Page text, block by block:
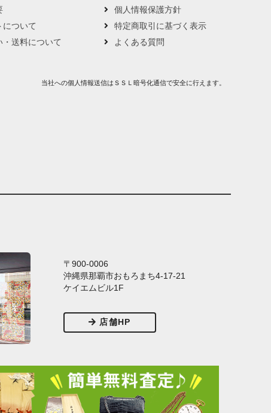
について
・送料について
個人情報保護方針
特定商取引に基づく表示
よくある質問
当社への個人情報送信はＳＳＬ暗号化通信で安全に行えます。
〒900-0006
沖縄県那覇市おもろまち4-17-21
ケイエムビル1F
店舗HP